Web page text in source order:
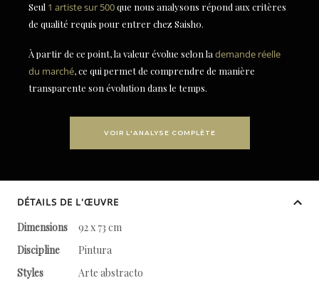
Seul 1 artiste sur 500que nous analysons répond aux critères
de qualité requis pour entrer chez Saisho.
À partir de ce point, la valeur évolue selon la demande réelle
du marché, ce qui permet de comprendre de manière
transparente son évolution dans le temps.
VOIR L'ANALYSE COMPLÈTE
DÉTAILS DE L'ŒUVRE
Dimensions
92 x 73 cm
Discipline
Pintura
Styles
Arte abstracto